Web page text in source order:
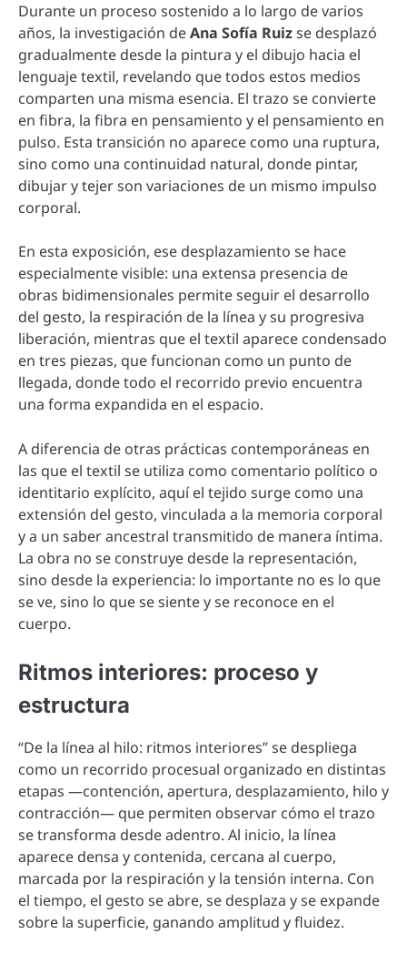
Durante un proceso sostenido a lo largo de varios
años, la investigación deAna Sofía Ruizse desplazó
gradualmente desde la pintura y el dibujo hacia el
lenguaje textil, revelando que todos estos medios
comparten una misma esencia. El trazo se convierte
en fibra, la fibra en pensamiento y el pensamiento en
pulso. Esta transición no aparece como una ruptura,
sino como una continuidad natural, donde pintar,
dibujar y tejer son variaciones de un mismo impulso
corporal.
En esta exposición, ese desplazamiento se hace
especialmente visible: una extensa presencia de
obras bidimensionales permite seguir el desarrollo
del gesto, la respiración de la línea y su progresiva
liberación, mientras que el textil aparece condensado
en tres piezas, que funcionan como un punto de
llegada, donde todo el recorrido previo encuentra
una forma expandida en el espacio.
A diferencia de otras prácticas contemporáneas en
las que el textil se utiliza como comentario político o
identitario explícito, aquí el tejido surge como una
extensión del gesto, vinculada a la memoria corporal
y a un saber ancestral transmitido de manera íntima.
La obra no se construye desde la representación,
sino desde la experiencia: lo importante no es lo que
se ve, sino lo que se siente y se reconoce en el
cuerpo.
Ritmos interiores: proceso y
estructura
“De la línea al hilo: ritmos interiores” se despliega
como un recorrido procesual organizado en distintas
etapas —contención, apertura, desplazamiento, hilo y
contracción— que permiten observar cómo el trazo
se transforma desde adentro. Al inicio, la línea
aparece densa y contenida, cercana al cuerpo,
marcada por la respiración y la tensión interna. Con
el tiempo, el gesto se abre, se desplaza y se expande
sobre la superficie, ganando amplitud y fluidez.